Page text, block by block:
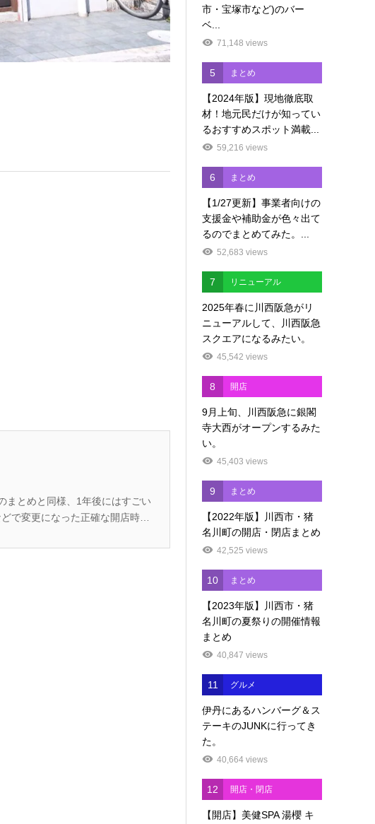
市・宝塚市など)のバー
ベ...
71,148 views
5 まとめ
【2024年版】現地徹底取
材！地元民だけが知ってい
るおすすめスポット満載...
59,216 views
6 まとめ
【1/27更新】事業者向けの
支援金や補助金が色々出て
るのでまとめてみた。...
52,683 views
7 リニューアル
2025年春に川西阪急がリ
ニューアルして、川西阪急
スクエアになるみたい。
45,542 views
8 開店
9月上旬、川西阪急に銀閣
寺大西がオープンするみた
い。
45,403 views
9 まとめ
【2022年版】川西市・猪
名川町の開店・閉店まとめ
42,525 views
10 まとめ
【2023年版】川西市・猪
名川町の夏祭りの開催情報
まとめ
40,847 views
11 グルメ
伊丹にあるハンバーグ＆ス
テーキのJUNKに行ってき
た。
40,664 views
12 開店・閉店
【開店】美健SPA 湯櫻 キ